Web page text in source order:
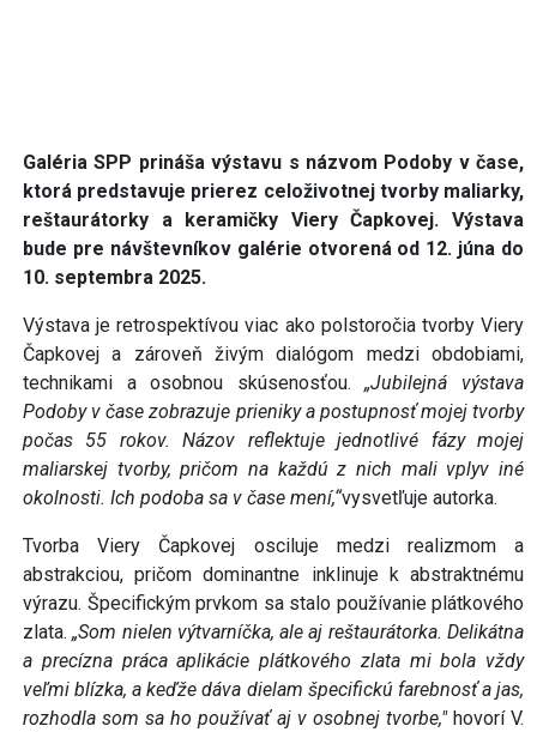
Galéria SPP prináša výstavu s názvom Podoby v čase,
ktorá predstavuje prierez celoživotnej tvorby maliarky,
reštaurátorky a keramičky Viery Čapkovej. Výstava
bude pre návštevníkov galérie otvorená od 12. júna do
10. septembra 2025.
Výstava je retrospektívou viac ako polstoročia tvorby Viery
Čapkovej a zároveň živým dialógom medzi obdobiami,
technikami a osobnou skúsenosťou.„Jubilejná výstava
Podoby v čase zobrazuje prieniky a postupnosť mojej tvorby
počas 55 rokov. Názov reflektuje jednotlivé fázy mojej
maliarskej tvorby, pričom na každú z nich mali vplyv iné
okolnosti. Ich podoba sa v čase mení,“vysvetľuje autorka.
Tvorba Viery Čapkovej osciluje medzi realizmom a
abstrakciou, pričom dominantne inklinuje k abstraktnému
výrazu. Špecifickým prvkom sa stalo používanie plátkového
zlata.„Som nielen výtvarníčka, ale aj reštaurátorka. Delikátna
a precízna práca aplikácie plátkového zlata mi bola vždy
veľmi blízka, a keďže dáva dielam špecifickú farebnosť a jas,
rozhodla som sa ho používať aj v osobnej tvorbe,"hovorí V.